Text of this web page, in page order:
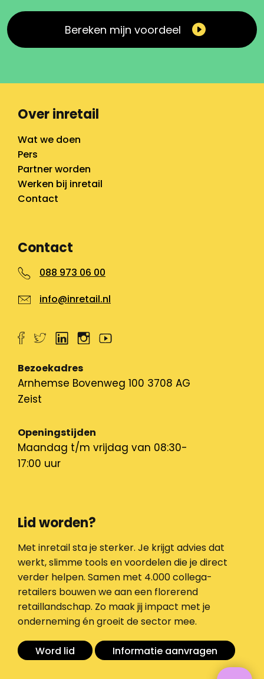
Bereken mijn voordeel
Over inretail
Wat we doen
Pers
Partner worden
Werken bij inretail
Contact
Contact
088 973 06 00
info@inretail.nl
Bezoekadres
Arnhemse Bovenweg 100 3708 AG
Zeist
Openingstijden
Maandag t/m vrijdag van 08:30-
17:00 uur
Lid worden?
Met inretail sta je sterker. Je krijgt advies dat
werkt, slimme tools en voordelen die je direct
verder helpen. Samen met 4.000 collega-
retailers bouwen we aan een florerend
retaillandschap. Zo maak jij impact met je
onderneming én groeit de sector mee.
Word lid Informatie aanvragen